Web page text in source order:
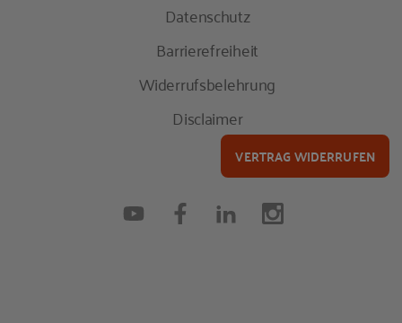
Datenschutz
Barrierefreiheit
Widerrufsbelehrung
Disclaimer
VERTRAG WIDERRUFEN